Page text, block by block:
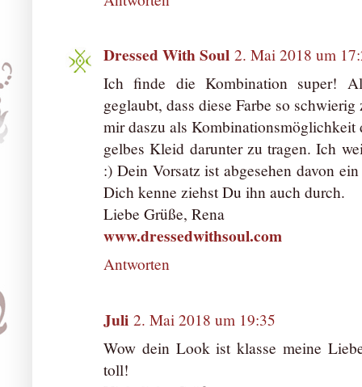
Dressed With Soul 2. Mai 2018 um
Ich finde die Kombination super!
geglaubt, dass diese Farbe so
mir daszu als
gelbes Kleid darunter zu tragen. Ich
:) Dein Vorsatz ist abgesehen davon
Dich kenne ziehst Du ihn auch durch.
Liebe Grüße, Rena
www.dressedwithsoul.com
Antworten
Juli 2. Mai 2018 um 19:35
Wow dein Look ist klasse meine
toll!